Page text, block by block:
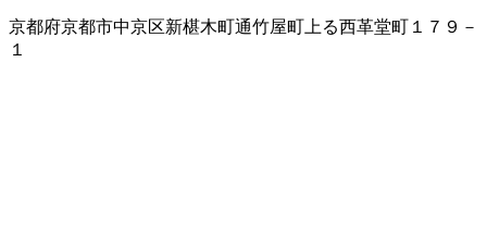
京都府京都市中京区新椹木町通竹屋町上る西革堂町１７９－
１